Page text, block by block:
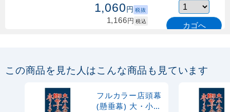
1,060円 税抜
1,166円 税込 カゴへ
1,000円 税抜
1,100 円
カゴへ
この商品を見た人はこんな商品も見ています
フルカラー店頭幕
(懸垂幕) 大・小・